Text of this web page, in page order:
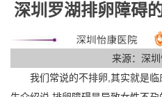
深圳罗湖排卵障碍
来源：深
我们常说的不排卵,其实就是临